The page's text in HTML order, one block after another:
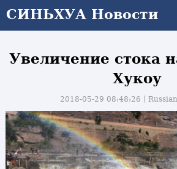
СИНЬХУА Новости
Увеличение стока
Хукоу
2018-05-29 08:48:26丨